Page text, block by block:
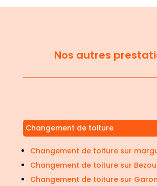
Nos autres
Changement de toiture
Changement de toiture sur
Changement de toiture sur
Changement de toiture sur